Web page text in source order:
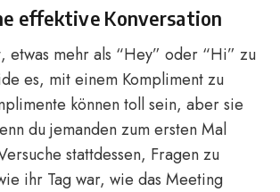
effektive Konversation
etwas mehr als “Hey” oder “Hi” zu
es, mit einem Kompliment zu
können toll sein, aber sie
du jemanden zum ersten Mal
stattdessen, Fragen zu
ihr Tag war, wie das Meeting